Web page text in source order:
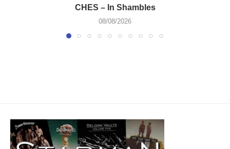
CHES – In Shambles
08/08/2026